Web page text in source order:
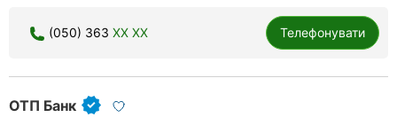
(050) 363 XX XX Телефонувати
ОТП Банк